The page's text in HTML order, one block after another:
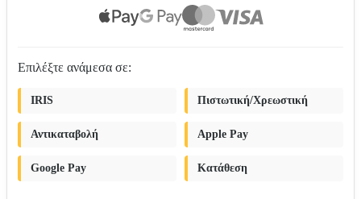
Επιλέξτε ανάμεσα σε:
IRIS Πιστωτική/Χρεωστική
Αντικαταβολή Apple Pay
Google Pay Κατάθεση